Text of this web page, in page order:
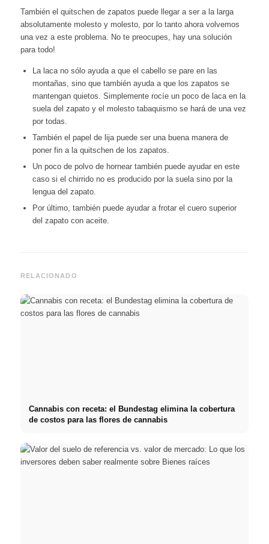
También el quitschen de zapatos puede llegar a ser a la larga
absolutamente molesto y molesto, por lo tanto ahora volvemos
una vez a este problema. No te preocupes, hay una solución
para todo!
La laca no sólo ayuda a que el cabello se pare en las
montañas, sino que también ayuda a que los zapatos se
mantengan quietos. Simplemente rocíe un poco de laca en la
suela del zapato y el molesto tabaquismo se hará de una vez
por todas.
También el papel de lija puede ser una buena manera de
poner fin a la quitschen de los zapatos.
Un poco de polvo de hornear también puede ayudar en este
caso si el chirrido no es producido por la suela sino por la
lengua del zapato.
Por último, también puede ayudar a frotar el cuero superior
del zapato con aceite.
RELACIONADO
Cannabis con receta: el Bundestag elimina la cobertura
de costos para las flores de cannabis